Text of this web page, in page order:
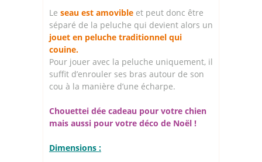
Le seau est amovible et peut donc être
séparé de la peluche qui devient alors un
jouet en peluche traditionnel qui
couine.
Pour jouer avec la peluche uniquement, il
suffit d’enrouler ses bras autour de son
cou à la manière d’une écharpe.
Chouettei dée cadeau pour votre chien
mais aussi pour votre déco de Noël !
Dimensions :